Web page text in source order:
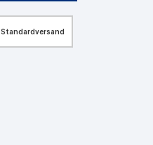
Standardversand